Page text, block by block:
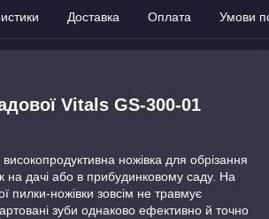
Доставка Оплата Умови
Vitals GS-300-01
ножівка для обрізання
на дачі або в прибудинковому саду. На
пилки-ножівки зовсім не травмує
зуби однаково ефективно й точно